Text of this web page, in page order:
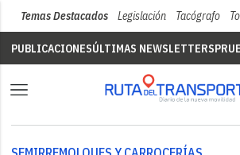
Temas Destacados Legislación Tacógrafo
PUBLICACIONESÚLTIMAS NEWSLETTERS